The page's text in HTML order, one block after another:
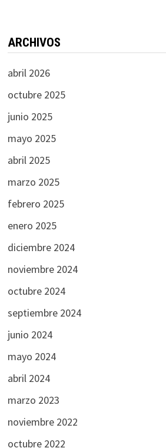
ARCHIVOS
abril 2026
octubre 2025
junio 2025
mayo 2025
abril 2025
marzo 2025
febrero 2025
enero 2025
diciembre 2024
noviembre 2024
octubre 2024
septiembre 2024
junio 2024
mayo 2024
abril 2024
marzo 2023
noviembre 2022
octubre 2022